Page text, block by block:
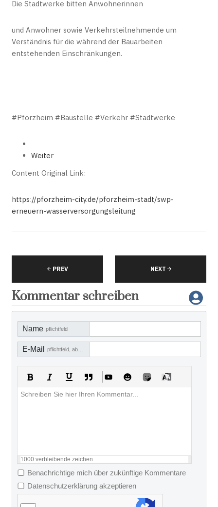
Die Stadtwerke bitten Anwohnerinnen
und Anwohner sowie Verkehrsteilnehmende um
Verständnis für die während der Bauarbeiten
entstehenden Einschränkungen.
#Pforzheim #Baustelle #Verkehr #Stadtwerke
Weiter
Content Original Link:
https://pforzheim-city.de/pforzheim-stadt/swp-
erneuern-wasserversorgungsleitung
PREV NEXT
Kommentar schreiben
Name pflichtfeld
E-Mail
1000 verbleibende zeichen
Benachrichtige mich über zukünftige Kommentare
Datenschutzerklärung akzeptieren